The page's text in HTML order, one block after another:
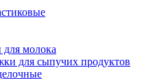
для молока
для сыпучих продуктов